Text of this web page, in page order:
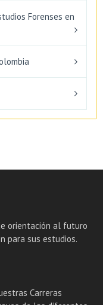
Forenses en
orientación al futuro
para sus estudios.
Carreras